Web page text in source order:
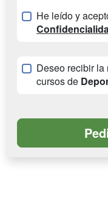
He leído y
Deseo recibir la
cursos de